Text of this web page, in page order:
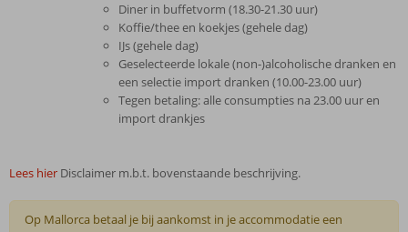
Diner in buffetvorm (18.30-21.30 uur)
Koffie/thee en koekjes (gehele dag)
IJs (gehele dag)
Geselecteerde lokale (non-)alcoholische dranken en
een selectie import dranken (10.00-23.00 uur)
Tegen betaling: alle consumpties na 23.00 uur en
import drankjes
Lees hier Disclaimer m.b.t. bovenstaande beschrijving.
Op Mallorca betaal je bij aankomst in je accommodatie een